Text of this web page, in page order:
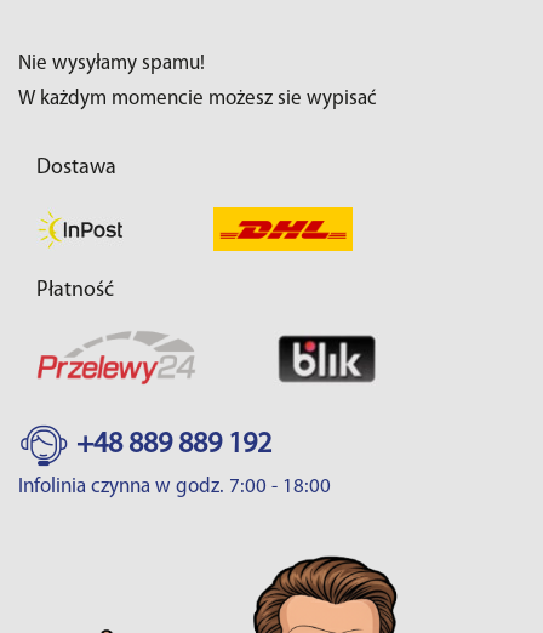
Nie wysyłamy spamu!
W każdym momencie możesz sie wypisać
Dostawa
Płatność
+48 889 889 192
Infolinia czynna w godz. 7:00 - 18:00